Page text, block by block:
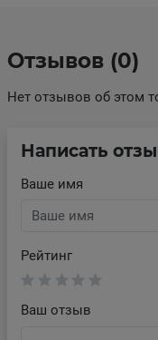
Отзывов (0)
Нет отзывов об этом
Написать
Ваше имя
Рейтинг
Ваш отзыв